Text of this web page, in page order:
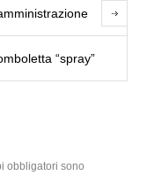
“spray”
obbligatori sono